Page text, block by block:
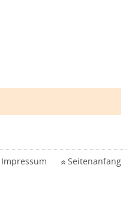
Impressum Seitenanfang